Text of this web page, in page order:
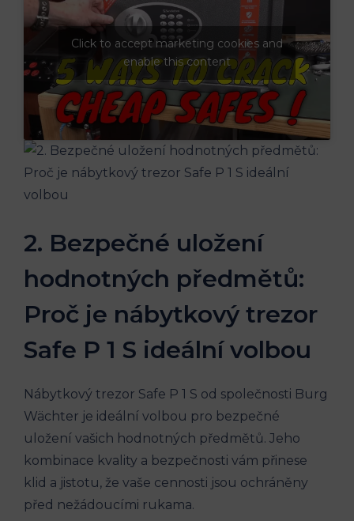
Click to accept marketing cookies and
enable this content
2. Bezpečné uložení
hodnotných předmětů:
Proč je nábytkový trezor
Safe P 1 S ideální volbou
Nábytkový trezor Safe P 1 S od společnosti Burg
Wächter je ideální volbou pro bezpečné
uložení vašich hodnotných předmětů. Jeho
kombinace kvality a bezpečnosti vám přinese
klid a jistotu, že vaše cennosti jsou ochráněny
před nežádoucími rukama.